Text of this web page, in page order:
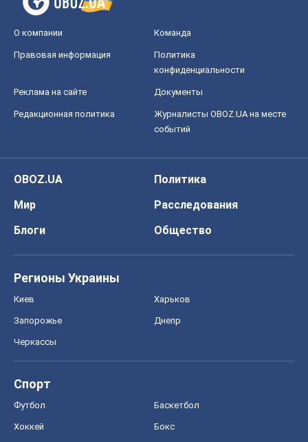
О компании Команда
Правовая информация
Политика
конфиденциальности
Реклама на сайте Документы
Редакционная политика
Журналисты OBOZ.UA на месте
событий
OBOZ.UA
Политика
Мир
Расследования
Блоги
Общество
Регионы Украины
Киев Харьков
Запорожье Днепр
Черкассы
Спорт
Футбол Баскетбол
Хоккей Бокс